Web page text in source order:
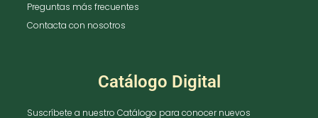
Preguntas más frecuentes
Contacta con nosotros
Catálogo Digital
Suscríbete a nuestro Catálogo para conocer nuevos